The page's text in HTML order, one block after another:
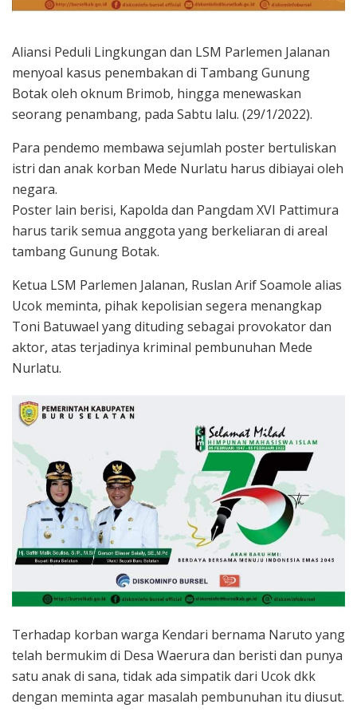
Aliansi Peduli Lingkungan dan LSM Parlemen Jalanan
menyoal kasus penembakan di Tambang Gunung
Botak oleh oknum Brimob, hingga menewaskan
seorang penambang, pada Sabtu lalu. (29/1/2022).
Para pendemo membawa sejumlah poster bertuliskan
istri dan anak korban Mede Nurlatu harus dibiayai oleh
negara.
Poster lain berisi, Kapolda dan Pangdam XVI Pattimura
harus tarik semua anggota yang berkeliaran di areal
tambang Gunung Botak.
Ketua LSM Parlemen Jalanan, Ruslan Arif Soamole alias
Ucok meminta, pihak kepolisian segera menangkap
Toni Batuwael yang dituding sebagai provokator dan
aktor, atas terjadinya kriminal pembunuhan Mede
Nurlatu.
Terhadap korban warga Kendari bernama Naruto yang
telah bermukim di Desa Waerura dan beristi dan punya
satu anak di sana, tidak ada simpatik dari Ucok dkk
dengan meminta agar masalah pembunuhan itu diusut.